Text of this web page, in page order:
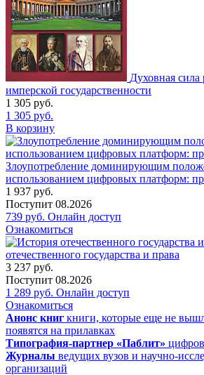
Духовная сила
имперской государственности
1 305 руб.
1 305 руб.
В корзину
Злоупотребление доминирующим
использованием цифровых платформ:
1 937 руб.
Поступит 08.2026
739 руб. Онлайн доступ
Ознакомиться
отечественного государства и права
3 237 руб.
Поступит 08.2026
1 289 руб. Онлайн доступ
Ознакомиться
Анонс книг книги, которые еще не
появятся на прилавках
Типография-партнер «Паблит»
Журналы ведущих вузов и научно-
организаций